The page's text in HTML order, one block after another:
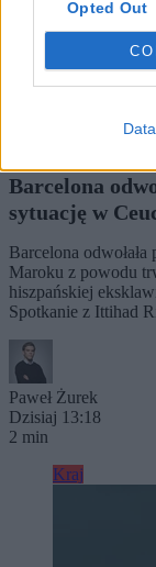
Opted Out
Barcelona
sytuację w
Barcelona
Maroku z powodu
hiszpańskiej
Spotkanie z Ittihad
Paweł Żurek
Dzisiaj 13:18
2 min
Kraj